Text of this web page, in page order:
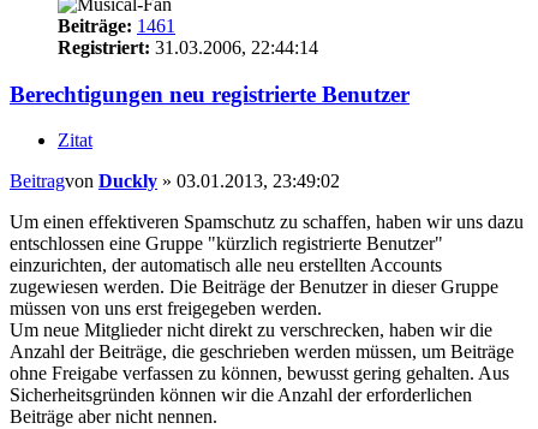
Beiträge: 1461
Registriert: 31.03.2006, 22:44:14
Berechtigungen neu registrierte Benutzer
Zitat
Beitragvon Duckly » 03.01.2013, 23:49:02
Um einen effektiveren Spamschutz zu schaffen, haben wir uns dazu
entschlossen eine Gruppe "kürzlich registrierte Benutzer"
einzurichten, der automatisch alle neu erstellten Accounts
zugewiesen werden. Die Beiträge der Benutzer in dieser Gruppe
müssen von uns erst freigegeben werden.
Um neue Mitglieder nicht direkt zu verschrecken, haben wir die
Anzahl der Beiträge, die geschrieben werden müssen, um Beiträge
ohne Freigabe verfassen zu können, bewusst gering gehalten. Aus
Sicherheitsgründen können wir die Anzahl der erforderlichen
Beiträge aber nicht nennen.